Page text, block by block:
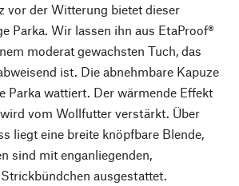
vor der Witterung bietet dieser
Parka. Wir lassen ihn aus EtaProof®
moderat gewachsten Tuch, das
ist. Die abnehmbare Kapuze
Parka wattiert. Der wärmende Effekt
vom Wollfutter verstärkt. Über
liegt eine breite knöpfbare Blende,
sind mit enganliegenden,
ausgestattet.